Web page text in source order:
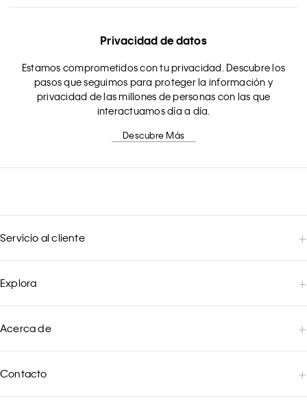
Privacidad de datos
Estamos comprometidos con tu privacidad. Descubre los
pasos que seguimos para proteger la información y
privacidad de las millones de personas con las que
interactuamos día a día.
Descubre Más
Servicio al cliente
Explora
Acerca de
Contacto